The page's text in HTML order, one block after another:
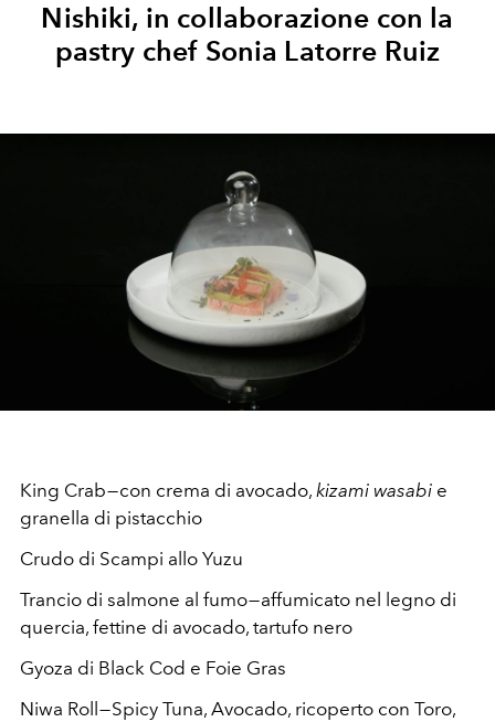
Nishiki, in collaborazione con la
pastry chef Sonia Latorre Ruiz
King Crab — con crema di avocado, kizami wasabi e
granella di pistacchio
Crudo di Scampi allo Yuzu
Trancio di salmone al fumo — affumicato nel legno di
quercia, fettine di avocado, tartufo nero
Gyoza di Black Cod e Foie Gras
Niwa Roll — Spicy Tuna, Avocado, ricoperto con Toro,